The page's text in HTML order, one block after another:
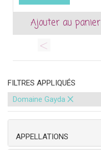
<
Ajouter au panier
FILTRES APPLIQUÉS
Domaine Gayda ×
APPELLATIONS